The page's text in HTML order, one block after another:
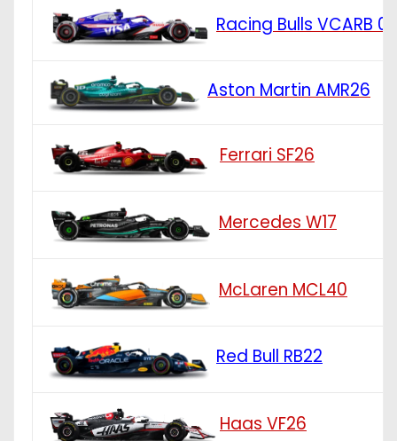
Racing Bulls VCARB 03
Aston Martin AMR26
Ferrari SF26
Mercedes W17
McLaren MCL40
Red Bull RB22
Haas VF26